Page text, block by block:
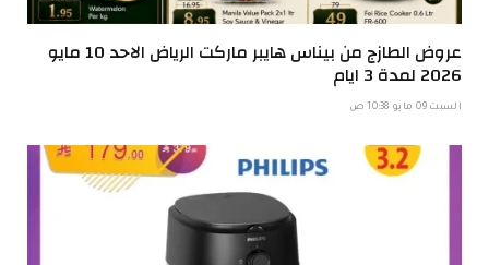
عروض الطازج من بيناس هايبر ماركت الرياض الاحد 10 مايو
2026 لمدة 3 ايام
السبت 09 مايو 10:38 ص